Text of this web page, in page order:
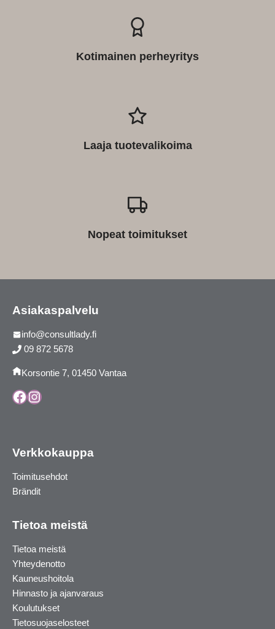
Kotimainen perheyritys
Laaja tuotevalikoima
Nopeat toimitukset
Asiakaspalvelu
info@consultlady.fi
09 872 5678
Korsontie 7, 01450 Vantaa
Facebook
Instagram
Verkkokauppa
Toimitusehdot
Brändit
Tietoa meistä
Tietoa meistä
Yhteydenotto
Kauneushoitola
Hinnasto ja ajanvaraus
Koulutukset
Tietosuojaselosteet